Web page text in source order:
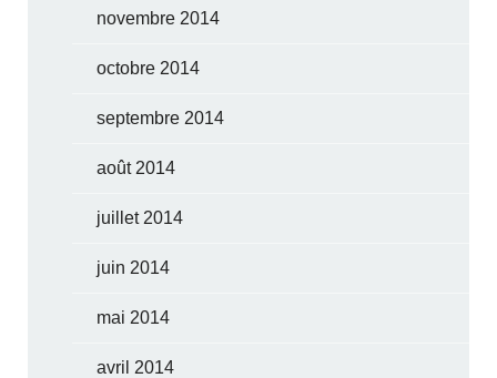
novembre 2014
octobre 2014
septembre 2014
août 2014
juillet 2014
juin 2014
mai 2014
avril 2014